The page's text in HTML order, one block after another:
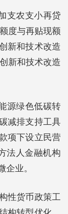
支农支小再贷
度与再贴现额
新和技术改造
新和技术改造
源绿色低碳转
减排支持工具
项下设立民营
法人金融机构
企业。
性货币政策工